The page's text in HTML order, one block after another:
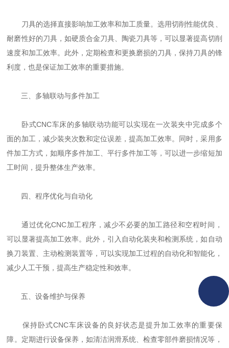
刀具的选择直接影响加工效率和加工质量。选用切削性能优良、
耐磨性好的刀具，如硬质合金刀具、陶瓷刀具等，可以显著提高切削
速度和加工效率。此外，定期检查和更换磨损的刀具，保持刀具的锋
利度，也是保证加工效率的重要措施。
三、多轴联动与多件加工
卧式CNC车床的多轴联动功能可以实现在一次装夹中完成多个
面的加工，减少装夹次数和定位误差，提高加工效率。同时，采用多
件加工方式，如顺序多件加工、平行多件加工等，可以进一步缩短加
工时间，提升整体生产效率。
四、程序优化与自动化
通过优化CNC加工程序，减少不必要的加工路径和空程时间，
可以显著提高加工效率。此外，引入自动化装夹和检测系统，如自动
换刀装置、主动检测装置等，可以实现加工过程的自动化和智能化，
减少人工干预，提高生产稳定性和效率。
五、设备维护与保养
保持卧式CNC车床设备的良好状态是提升加工效率的重要保
障。定期进行设备保养，如清洁润滑系统、检查零部件磨损情况等，